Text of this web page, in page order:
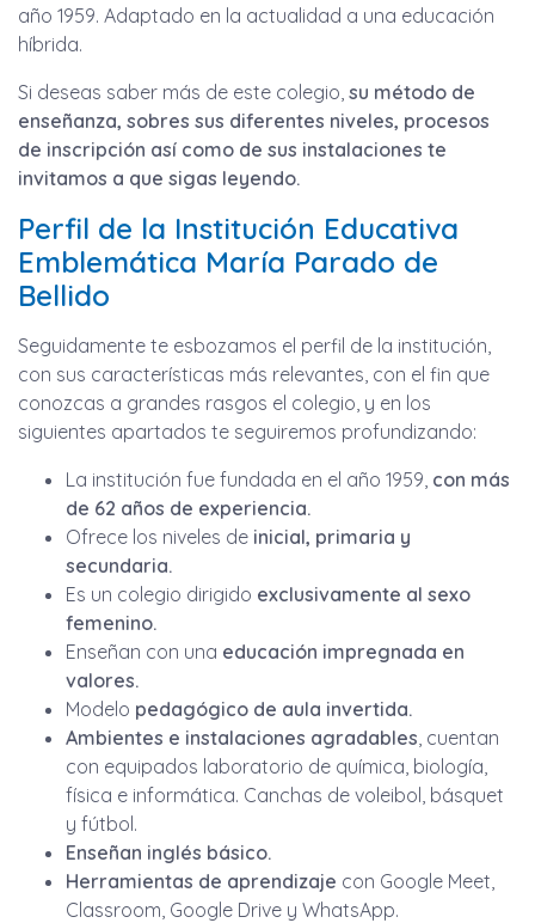
año 1959. Adaptado en la actualidad a una educación
híbrida.
Si deseas saber más de este colegio, su método de
enseñanza, sobres sus diferentes niveles, procesos
de inscripción así como de sus instalaciones te
invitamos a que sigas leyendo.
Perfil de la Institución Educativa
Emblemática María Parado de
Bellido
Seguidamente te esbozamos el perfil de la institución,
con sus características más relevantes, con el fin que
conozcas a grandes rasgos el colegio, y en los
siguientes apartados te seguiremos profundizando:
La institución fue fundada en el año 1959, con más
de 62 años de experiencia.
Ofrece los niveles de inicial, primaria y
secundaria.
Es un colegio dirigido exclusivamente al sexo
femenino.
Enseñan con una educación impregnada en
valores.
Modelo pedagógico de aula invertida.
Ambientes e instalaciones agradables, cuentan
con equipados laboratorio de química, biología,
física e informática. Canchas de voleibol, básquet
y fútbol.
Enseñan inglés básico.
Herramientas de aprendizaje con Google Meet,
Classroom, Google Drive y WhatsApp.